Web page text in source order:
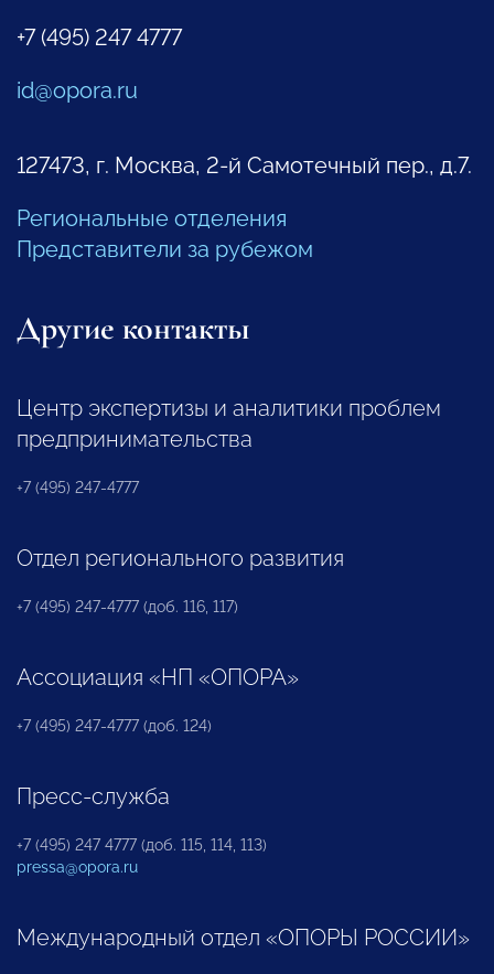
+7 (495) 247 4777
id@opora.ru
127473, г. Москва, 2-й Самотечный пер., д.7.
Региональные отделения
Представители за рубежом
Другие контакты
Центр экспертизы и аналитики проблем
предпринимательства
+7 (495) 247-4777
Отдел регионального развития
+7 (495) 247-4777 (доб. 116, 117)
Ассоциация «НП «ОПОРА»
+7 (495) 247-4777 (доб. 124)
Пресс-служба
+7 (495) 247 4777 (доб. 115, 114, 113)
pressa@opora.ru
Международный отдел «ОПОРЫ РОССИИ»